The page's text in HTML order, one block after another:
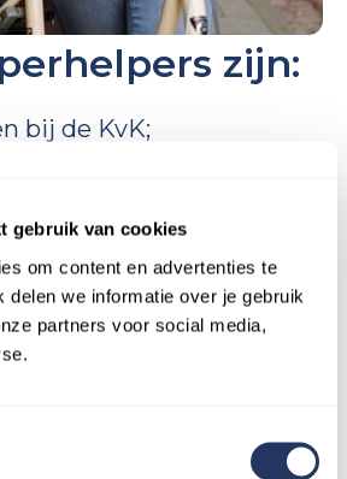
gebruik van cookies
om content en advertenties te
delen we informatie over je gebruik
partners voor social media,
zijn:
bij de KvK;
vriendelijk;
je hebt
waardoor je weet
betrouwbaar en